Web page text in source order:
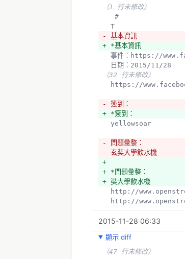
（1 行未修改）
   #
  T
- 基本資訊
+ *基本資訊
事件：https://
  日期：2015/11/28
（32 行未修改）
https://
- 簽到：
+ *簽到：
  yellowsoar
- 問題彙整：
- 玄奘大學飲水機
+
+ *問題彙整：
+ 奘大學飲水機
http://
http://
+ http://
2015-11-28 06:33
顯示 diff
（47 行未修改）